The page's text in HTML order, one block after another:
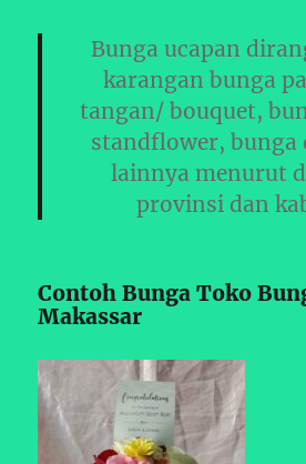
Bunga ucapan
karangan bunga
tangan/ bouquet,
standflower, bunga
lainnya menurut
provinsi dan
Contoh Bunga Toko
Makassar